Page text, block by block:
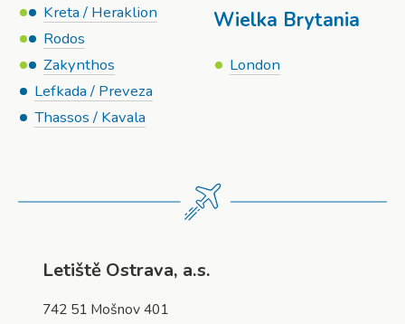
Kreta / Heraklion
Rodos
Zakynthos
Lefkada / Preveza
Thassos / Kavala
Wielka Brytania
London
Letiště Ostrava, a.s.
742 51 Mošnov 401